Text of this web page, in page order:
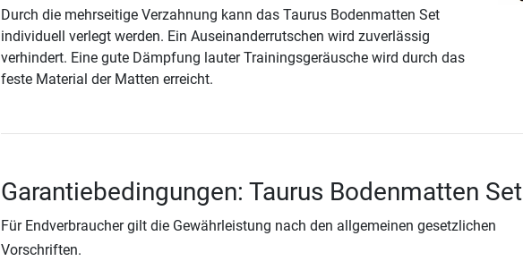
Durch die mehrseitige Verzahnung kann das Taurus Bodenmatten Set
individuell verlegt werden. Ein Auseinanderrutschen wird zuverlässig
verhindert. Eine gute Dämpfung lauter Trainingsgeräusche wird durch das
feste Material der Matten erreicht.
Garantiebedingungen: Taurus Bodenmatten Set
Für Endverbraucher gilt die Gewährleistung nach den allgemeinen gesetzlichen
Vorschriften.